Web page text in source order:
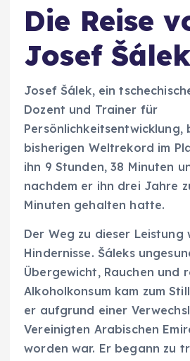
Die Reise
Josef Šálek
Josef Šálek, ein
Dozent und Trainer für
Persönlichkeitsentwicklung,
bisherigen Weltrekord im
ihn 9 Stunden, 38 Minuten
nachdem er ihn drei Jahre
Minuten gehalten hatte.
Der Weg zu dieser Leistung
Hindernisse. Šáleks
Übergewicht, Rauchen und
Alkoholkonsum kam zum
er aufgrund einer
Vereinigten Arabischen
worden war. Er begann zu